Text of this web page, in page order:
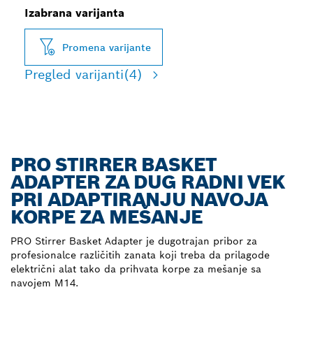
Izabrana varijanta
Promena varijante
Pregled varijanti(4)
PRO STIRRER BASKET
ADAPTER ZA DUG RADNI VEK
PRI ADAPTIRANJU NAVOJA
KORPE ZA MEŠANJE
PRO Stirrer Basket Adapter je dugotrajan pribor za
profesionalce različitih zanata koji treba da prilagode
električni alat tako da prihvata korpe za mešanje sa
navojem M14.